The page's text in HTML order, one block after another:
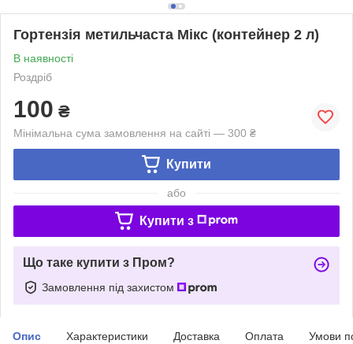
Гортензія метильчаста Мікс (контейнер 2 л)
В наявності
Роздріб
100 ₴
Мінімальна сума замовлення на сайті — 300 ₴
Купити
або
Купити з
Що таке купити з Пром?
Замовлення під захистом
Опис Характеристики Доставка Оплата Умови